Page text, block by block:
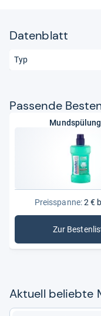
Datenblatt
Typ
Pas­sende
Preisspanne:2 €
Zur :
Aktu­ell beliebte